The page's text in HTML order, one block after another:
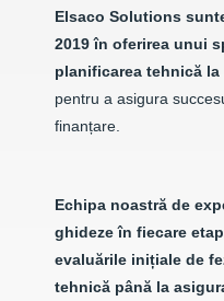
Elsaco Solutions
2019 în oferirea unui
planificarea tehnică
pentru a asigura
finanțare.
Echipa noastră de
ghideze în fiecare
evaluările inițiale de
tehnică până la